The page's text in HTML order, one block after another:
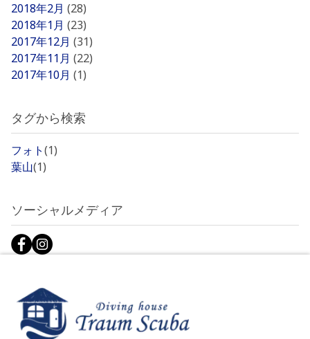
2018年2月 (28)
2018年1月 (23)
2017年12月 (31)
2017年11月 (22)
2017年10月 (1)
タグから検索
フォト(1)
葉山(1)
ソーシャルメディア